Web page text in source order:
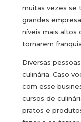
muitas vezes se
grandes
níveis mais altos
tornarem
Diversas
culinária. Caso
com esse
cursos de
pratos e